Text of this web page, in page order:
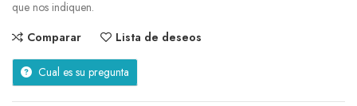
que nos indiquen.
Comparar
Lista de deseos
Cual es su pregunta